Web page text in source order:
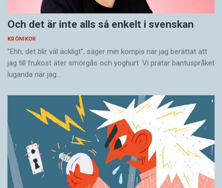
Och det är inte alls så enkelt i svenskan
KRÖNIKOR
”Ehh, det blir väl äckligt”, säger min kompis när jag berättat att
jag till frukost äter smörgås och yoghurt. Vi pratar bantuspråket
luganda när jag…